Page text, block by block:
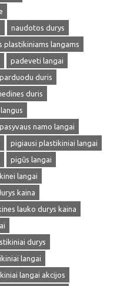
naudotos durys
plastikiniams langams
padeveti langai
parduodu duris
duris
pasyvaus namo langai
pigiausi plastikiniai langai
pigūs langai
langai
kaina
lauko durys kaina
durys
langai
langai akcijos